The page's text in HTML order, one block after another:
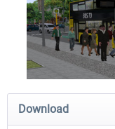
OMSI 2 Add-on
Download